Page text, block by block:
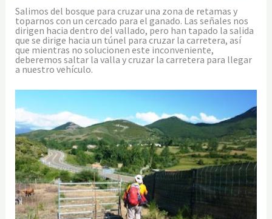
Salimos del bosque para cruzar una zona de retamas y
toparnos con un cercado para el ganado. Las señales nos
dirigen hacia dentro del vallado, pero han tapado la salida
que se dirige hacia un túnel para cruzar la carretera, así
que mientras no solucionen este inconveniente,
deberemos saltar la valla y cruzar la carretera para llegar
a nuestro vehículo.